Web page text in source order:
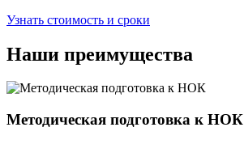
Узнать стоимость и сроки
Наши преимущества
Методическая подготовка к НОК